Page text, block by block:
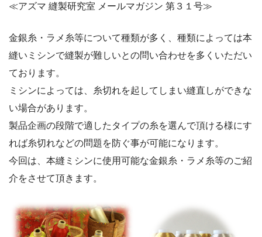
≪アズマ 縫製研究室 メールマガジン 第３１号≫
金銀糸・ラメ糸等について種類が多く、種類によっては本
縫いミシンで縫製が難しいとの問い合わせを多くいただい
ております。
ミシンによっては、糸切れを起してしまい縫直しができな
い場合があります。
製品企画の段階で適したタイプの糸を選んで頂ける様にす
れば糸切れなどの問題を防ぐ事が可能になります。
今回は、本縫ミシンに使用可能な金銀糸・ラメ糸等のご紹
介をさせて頂きます。